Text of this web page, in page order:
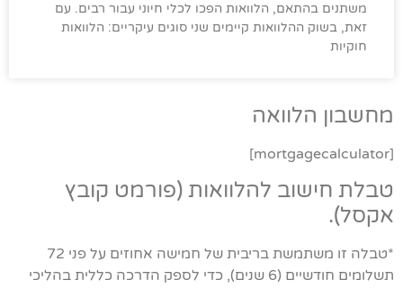
משתנים בהתאם, הלוואות הפכו לכלי חיוני עבור רבים. עם
זאת, בשוק ההלוואות קיימים שני סוגים עיקריים: הלוואות
חוקיות
מחשבון הלוואה
[mortgagecalculator]
טבלת חישוב להלוואות (פורמט קובץ
אקסל).
*טבלה זו משתמשת בריבית של חמישה אחוזים על פני 72
תשלומים חודשיים (6 שנים), כדי לספק הדרכה כללית בהליכי